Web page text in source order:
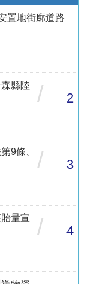
置地街廓道路
縣陸
/ 2
9條、
/ 3
量宣
/ 4